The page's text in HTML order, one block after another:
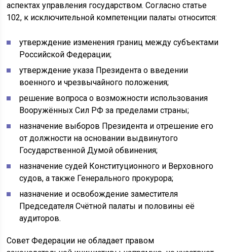
аспектах управления государством. Согласно статье
102, к исключительной компетенции палаты относится:
утверждение изменения границ между субъектами
Российской Федерации;
утверждение указа Президента о введении
военного и чрезвычайного положения;
решение вопроса о возможности использования
Вооружённых Сил РФ за пределами страны;
назначение выборов Президента и отрешение его
от должности на основании выдвинутого
Государственной Думой обвинения;
назначение судей Конституционного и Верховного
судов, а также Генерального прокурора;
назначение и освобождение заместителя
Председателя Счётной палаты и половины её
аудиторов.
Совет Федерации не обладает правом